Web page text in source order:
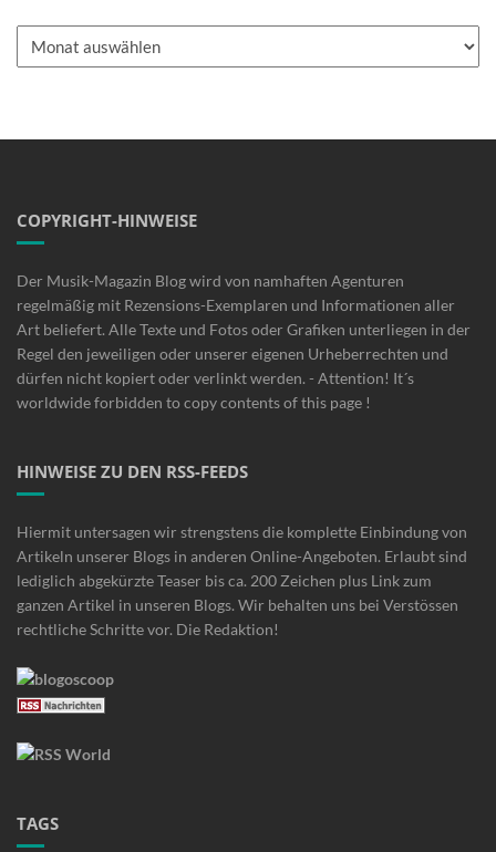
COPYRIGHT-HINWEISE
Der Musik-Magazin Blog wird von namhaften Agenturen
regelmäßig mit Rezensions-Exemplaren und Informationen aller
Art beliefert. Alle Texte und Fotos oder Grafiken unterliegen in der
Regel den jeweiligen oder unserer eigenen Urheberrechten und
dürfen nicht kopiert oder verlinkt werden. - Attention! It´s
worldwide forbidden to copy contents of this page !
HINWEISE ZU DEN RSS-FEEDS
Hiermit untersagen wir strengstens die komplette Einbindung von
Artikeln unserer Blogs in anderen Online-Angeboten. Erlaubt sind
lediglich abgekürzte Teaser bis ca. 200 Zeichen plus Link zum
ganzen Artikel in unseren Blogs. Wir behalten uns bei Verstössen
rechtliche Schritte vor. Die Redaktion!
TAGS